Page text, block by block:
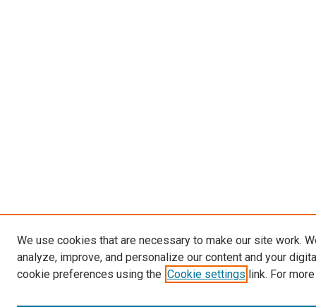
We use cookies that are necessary to make our site work.
analyze, improve, and personalize our content and your
cookie preferences using the Cookie settings link. For